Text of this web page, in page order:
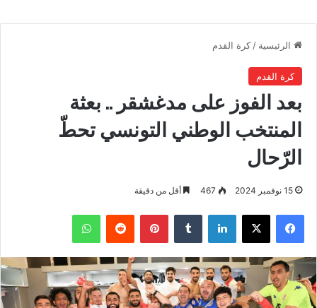
الرئيسية / كرة القدم
كرة القدم
بعد الفوز على مدغشقر .. بعثة
المنتخب الوطني التونسي تحطّ
الرّحال
15 نوفمبر 2024 467 أقل من دقيقة
فيسبوك ‫X لينكدإن بينتيريست واتساب